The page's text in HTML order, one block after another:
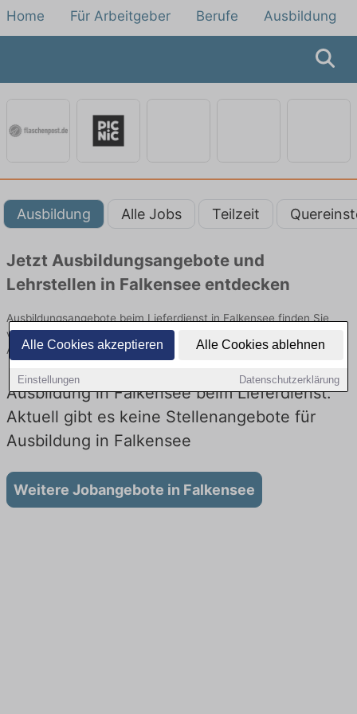
Alle Cookies akzeptieren Alle Cookies ablehnen
Einstellungen Datenschutzerklärung
Home Für Arbeitgeber Berufe Ausbildung
Ausbildung Alle Jobs Teilzeit
Jetzt Ausbildungsangebote und
Lehrstellen in Falkensee entdecken
Ausbildungsangebote beim Lieferdienst in Falkensee finden Sie
von namhaften Firmen. Entdecken Sie freie Optionen von Top-
Arbeitgebern und bewerben Sie sich noch heute.
Ausbildung in Falkensee beim Lieferdienst:
Aktuell gibt es keine Stellenangebote für
Ausbildung in Falkensee
Weitere Jobangebote in Falkensee